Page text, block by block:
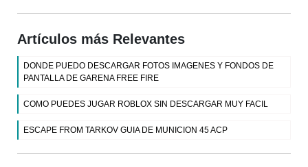
Artículos más Relevantes
DONDE PUEDO DESCARGAR FOTOS IMAGENES Y FONDOS DE
PANTALLA DE GARENA FREE FIRE
COMO PUEDES JUGAR ROBLOX SIN DESCARGAR MUY FACIL
ESCAPE FROM TARKOV GUIA DE MUNICION 45 ACP